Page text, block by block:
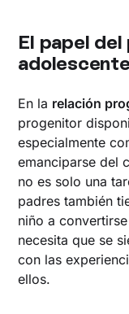
El papel
adolescente
En la relación
progenitor
especialmente
emanciparse del
no es solo una
padres también
niño a
necesita que se
con las
ellos.